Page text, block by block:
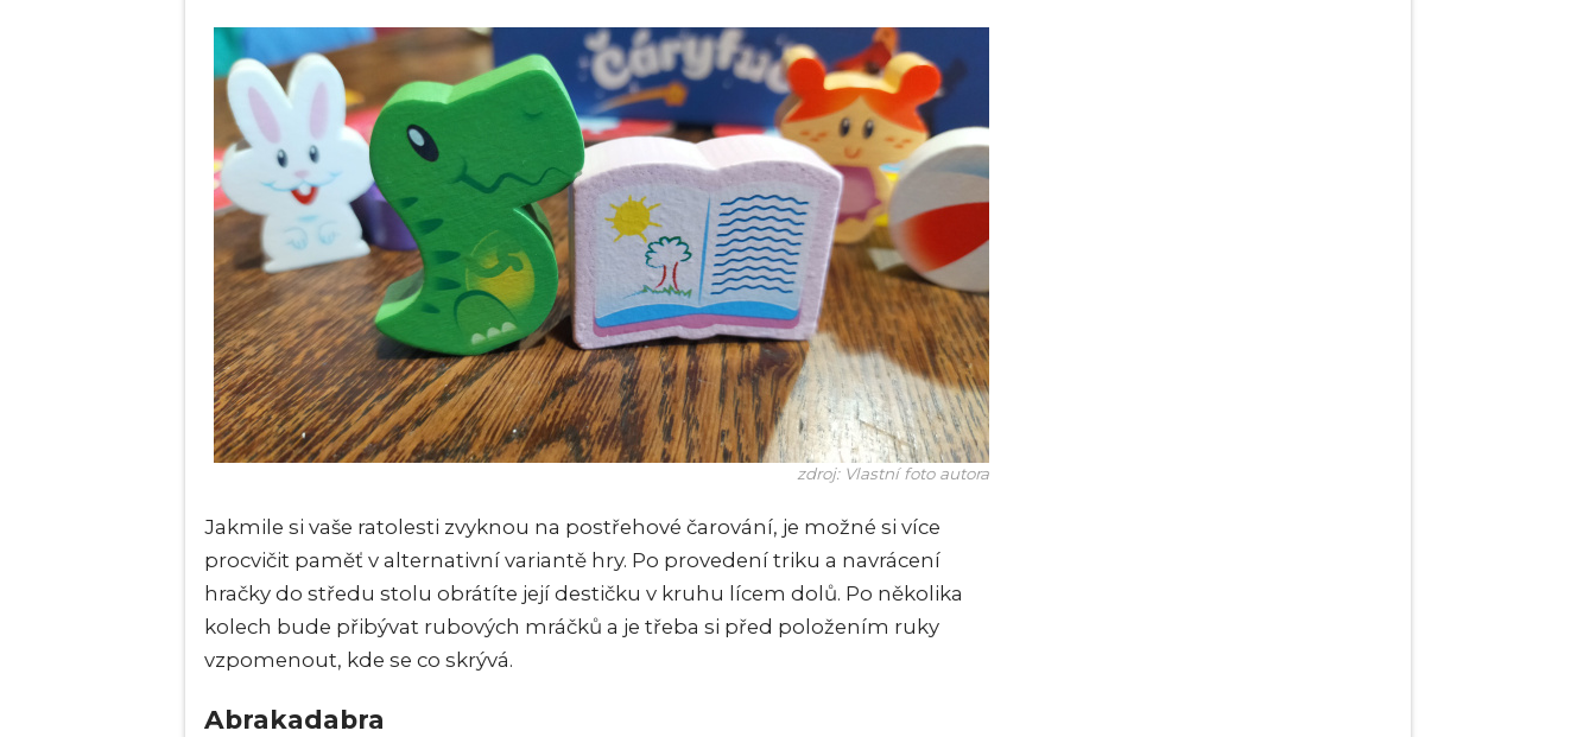
zdroj: Vlastní foto autora
Jakmile si vaše ratolesti zvyknou na postřehové čarování, je možné si více
procvičit paměť v alternativní variantě hry. Po provedení triku a navrácení
hračky do středu stolu obrátíte její destičku v kruhu lícem dolů. Po několika
kolech bude přibývat rubových mráčků a je třeba si před položením ruky
vzpomenout, kde se co skrývá.
Abrakadabra